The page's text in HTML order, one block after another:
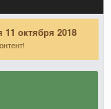
октября 2018